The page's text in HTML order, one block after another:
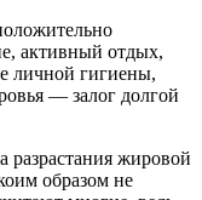
активный отдых,
личной гигиены,
— залог долгой
разрастания жировой
образом не